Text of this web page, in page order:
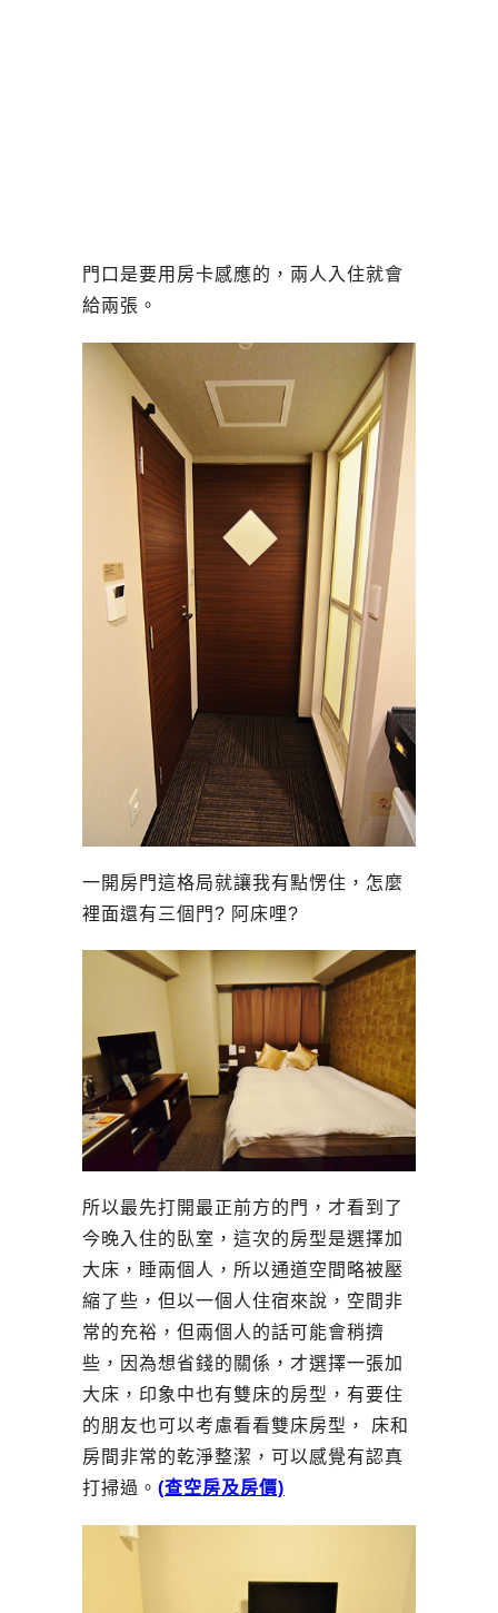
門口是要用房卡感應的，兩人入住就會
給兩張。
一開房門這格局就讓我有點愣住，怎麼
裡面還有三個門? 阿床哩?
所以最先打開最正前方的門，才看到了
今晚入住的臥室，這次的房型是選擇加
大床，睡兩個人，所以通道空間略被壓
縮了些，但以一個人住宿來說，空間非
常的充裕，但兩個人的話可能會稍擠
些，因為想省錢的關係，才選擇一張加
大床，印象中也有雙床的房型，有要住
的朋友也可以考慮看看雙床房型， 床和
房間非常的乾淨整潔，可以感覺有認真
打掃過。 (查空房及房價)